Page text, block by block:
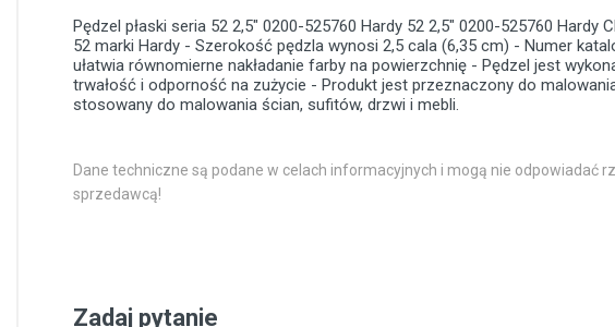
Pędzel płaski seria 52 2,5" 0200-525760 Hardy 52 2,5" 0200-525760 Hardy
52 marki Hardy - Szerokość pędzla wynosi 2,5 cala (6,35 cm) - Numer
ułatwia równomierne nakładanie farby na powierzchnię - Pędzel jest
trwałość i odporność na zużycie - Produkt jest przeznaczony do
stosowany do malowania ścian, sufitów, drzwi i mebli.
Dane techniczne są podane w celach informacyjnych i mogą nie odpowiadać
sprzedawcą!
Zadaj pytanie